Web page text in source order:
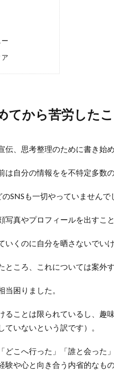
ー
ア
てから苦労した
伝、思考整理のために書き始め
は自分の情報をを不特定多数
SNSも一切やっていませんで
写真やプロフィールを出すこ
いくのに自分を晒さないでい
ところ、これについては案外
当困りました。
ることは限られているし、趣
ていないという訳です）。
どこへ行った」「誰と会った
験や心と向き合う内省的なも